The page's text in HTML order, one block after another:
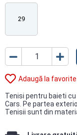
29
Adaugă la favorite
Tenisi pentru baieti
Cars. Pe partea
Tenisii sunt din